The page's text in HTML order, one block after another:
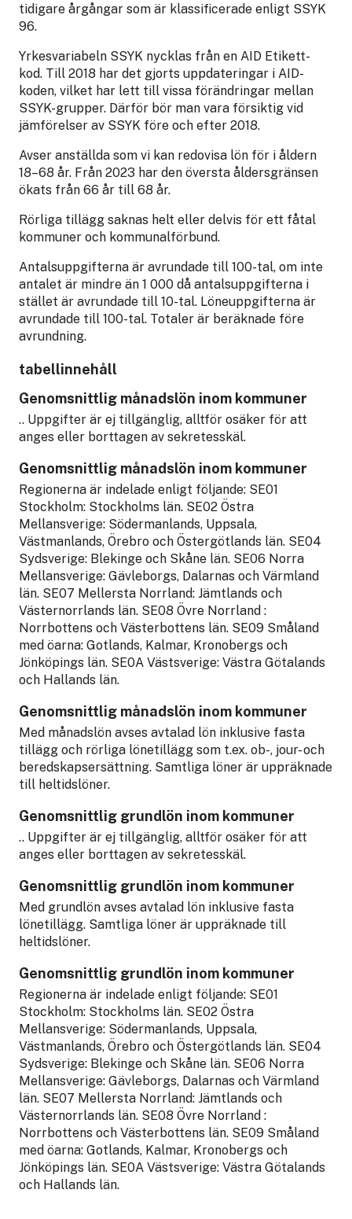
tidigare årgångar som är klassificerade enligt SSYK
96.
Yrkesvariabeln SSYK nycklas från en AID Etikett-
kod. Till 2018 har det gjorts uppdateringar i AID-
koden, vilket har lett till vissa förändringar mellan
SSYK-grupper. Därför bör man vara försiktig vid
jämförelser av SSYK före och efter 2018.
Avser anställda som vi kan redovisa lön för i åldern
18–68 år. Från 2023 har den översta åldersgränsen
ökats från 66 år till 68 år.
Rörliga tillägg saknas helt eller delvis för ett fåtal
kommuner och kommunalförbund.
Antalsuppgifterna är avrundade till 100-tal, om inte
antalet är mindre än 1 000 då antalsuppgifterna i
stället är avrundade till 10-tal. Löneuppgifterna är
avrundade till 100-tal. Totaler är beräknade före
avrundning.
tabellinnehåll
Genomsnittlig månadslön inom kommuner
.. Uppgifter är ej tillgänglig, alltför osäker för att
anges eller borttagen av sekretesskäl.
Genomsnittlig månadslön inom kommuner
Regionerna är indelade enligt följande: SE01
Stockholm: Stockholms län. SE02 Östra
Mellansverige: Södermanlands, Uppsala,
Västmanlands, Örebro och Östergötlands län. SE04
Sydsverige: Blekinge och Skåne län. SE06 Norra
Mellansverige: Gävleborgs, Dalarnas och Värmland
län. SE07 Mellersta Norrland: Jämtlands och
Västernorrlands län. SE08 Övre Norrland :
Norrbottens och Västerbottens län. SE09 Småland
med öarna: Gotlands, Kalmar, Kronobergs och
Jönköpings län. SE0A Västsverige: Västra Götalands
och Hallands län.
Genomsnittlig månadslön inom kommuner
Med månadslön avses avtalad lön inklusive fasta
tillägg och rörliga lönetillägg som t.ex. ob-, jour- och
beredskapsersättning. Samtliga löner är uppräknade
till heltidslöner.
Genomsnittlig grundlön inom kommuner
.. Uppgifter är ej tillgänglig, alltför osäker för att
anges eller borttagen av sekretesskäl.
Genomsnittlig grundlön inom kommuner
Med grundlön avses avtalad lön inklusive fasta
lönetillägg. Samtliga löner är uppräknade till
heltidslöner.
Genomsnittlig grundlön inom kommuner
Regionerna är indelade enligt följande: SE01
Stockholm: Stockholms län. SE02 Östra
Mellansverige: Södermanlands, Uppsala,
Västmanlands, Örebro och Östergötlands län. SE04
Sydsverige: Blekinge och Skåne län. SE06 Norra
Mellansverige: Gävleborgs, Dalarnas och Värmland
län. SE07 Mellersta Norrland: Jämtlands och
Västernorrlands län. SE08 Övre Norrland :
Norrbottens och Västerbottens län. SE09 Småland
med öarna: Gotlands, Kalmar, Kronobergs och
Jönköpings län. SE0A Västsverige: Västra Götalands
och Hallands län.